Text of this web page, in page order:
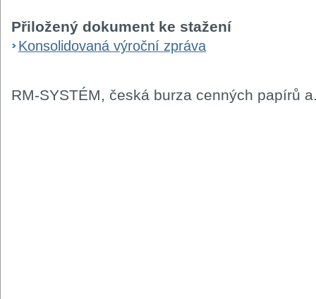
Přiložený dokument ke stažení
Konsolidovaná výroční zpráva
RM-SYSTÉM, česká burza cenných papírů